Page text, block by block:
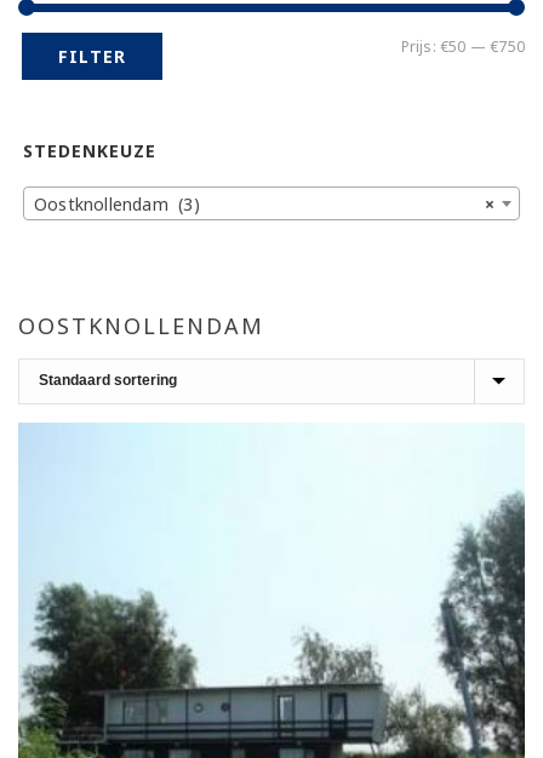
OOSTKNOLLENDAM
FILTER Prijs: €50 —€750
STEDENKEUZE
×
Oostknollendam (3)